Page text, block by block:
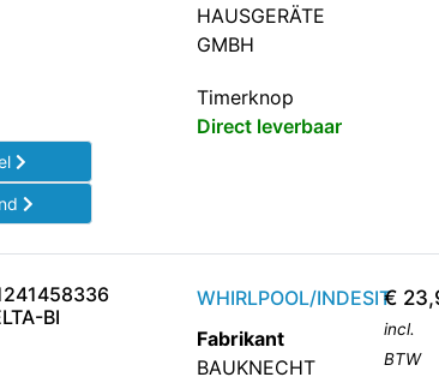
HAUSGERÄTE
GMBH
Timerknop
Direct leverbaar
BI
WHIRLPOOL/INDESIT
Fabrikant
BAUKNECHT
€
incl.
BTW